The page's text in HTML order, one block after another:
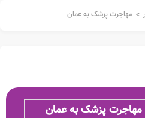
> مهاجرت پزشک به عمان
مهاجرت پزشک به عمان